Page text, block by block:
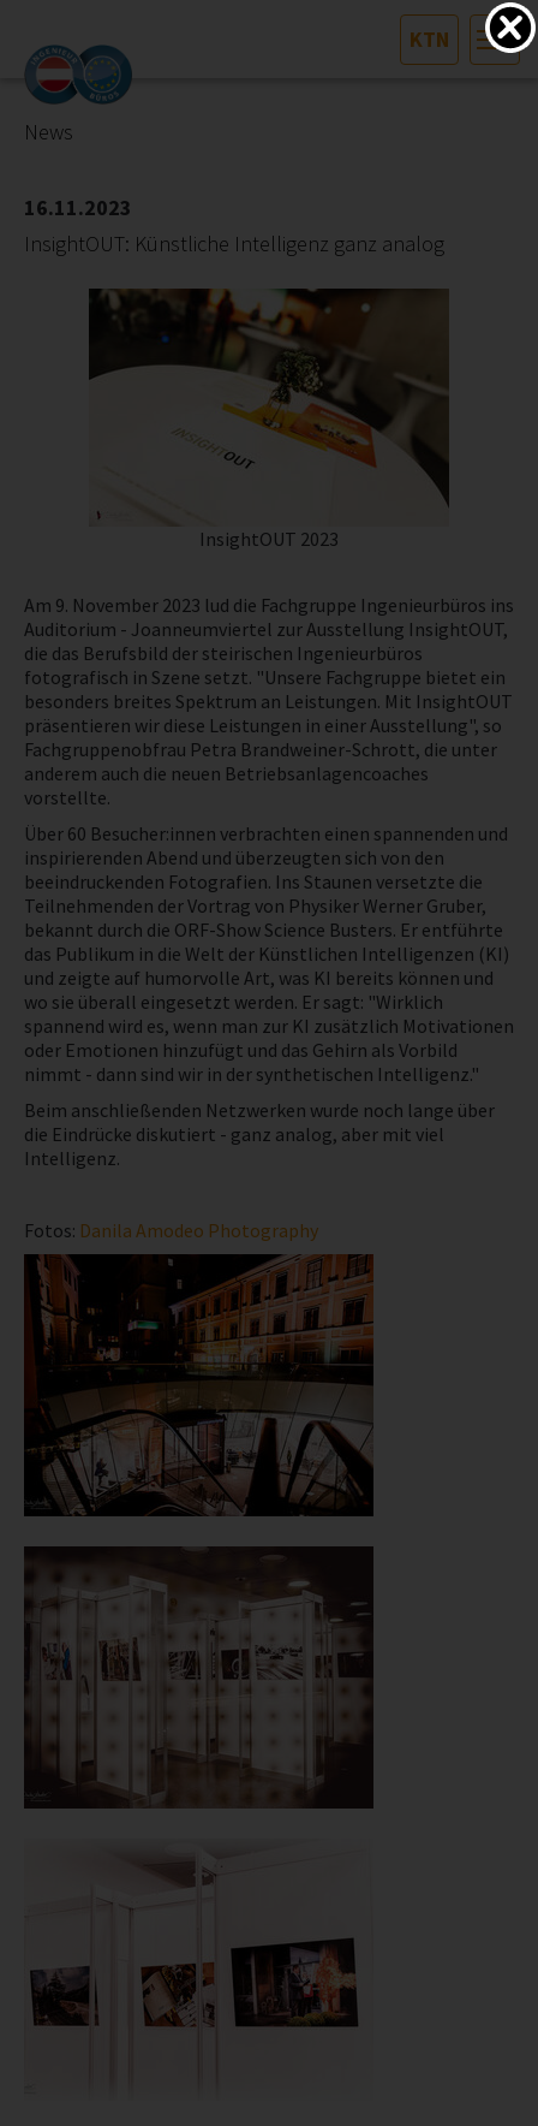
KTN
DAS INGENIEURBÜRO
INTERESSEN­VERTRETUNG
MITGLIEDER­VERZEICHNIS
SERVICE
PRÜFING
BETRIEBSCHECK
PRÜFING
News
16.11.2023
InsightOUT: Künstliche Intelligenz ganz analog
InsightOUT 2023
Am 9. November 2023 lud die Fachgruppe Ingenieurbüros ins
Auditorium - Joanneumviertel zur Ausstellung InsightOUT,
die das Berufsbild der steirischen Ingenieurbüros
fotografisch in Szene setzt. "Unsere Fachgruppe bietet ein
besonders breites Spektrum an Leistungen. Mit InsightOUT
präsentieren wir diese Leistungen in einer Ausstellung", so
Fachgruppenobfrau Petra Brandweiner-Schrott, die unter
anderem auch die neuen Betriebsanlagencoaches
vorstellte.
Über 60 Besucher:innen verbrachten einen spannenden und
inspirierenden Abend und überzeugten sich von den
beeindruckenden Fotografien. Ins Staunen versetzte die
Teilnehmenden der Vortrag von Physiker Werner Gruber,
bekannt durch die ORF-Show Science Busters. Er entführte
das Publikum in die Welt der Künstlichen Intelligenzen (KI)
und zeigte auf humorvolle Art, was KI bereits können und
wo sie überall eingesetzt werden. Er sagt: "Wirklich
spannend wird es, wenn man zur KI zusätzlich Motivationen
oder Emotionen hinzufügt und das Gehirn als Vorbild
nimmt - dann sind wir in der synthetischen Intelligenz."
Beim anschließenden Netzwerken wurde noch lange über
die Eindrücke diskutiert - ganz analog, aber mit viel
Intelligenz.
Fotos: Danila Amodeo Photography